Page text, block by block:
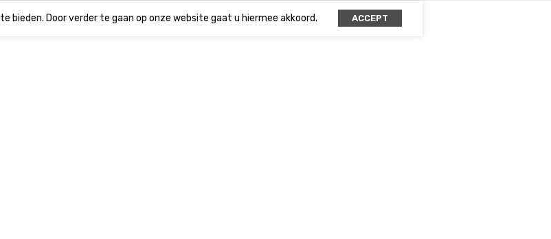
bieden. Door verder te gaan op onze website gaat u hiermee akkoord. ACCEPT